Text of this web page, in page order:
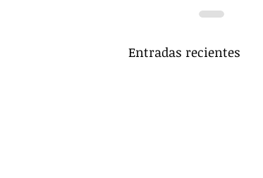
Entradas recientes